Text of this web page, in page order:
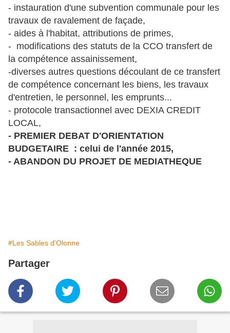
- instauration d'une subvention communale pour les
travaux de ravalement de façade,
- aides à l'habitat, attributions de primes,
- modifications des statuts de la CCO transfert de
la compétence assainissement,
-diverses autres questions découlant de ce transfert
de compétence concernant les biens, les travaux
d'entretien, le personnel, les emprunts...
- protocole transactionnel avec DEXIA CREDIT
LOCAL,
- PREMIER DEBAT D'ORIENTATION
BUDGETAIRE : celui de l'année 2015,
- ABANDON DU PROJET DE MEDIATHEQUE
#Les Sables d'Olonne
Partager